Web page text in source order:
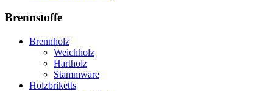
Brennstoffe
Brennholz
Weichholz
Hartholz
Stammware
Holzbriketts